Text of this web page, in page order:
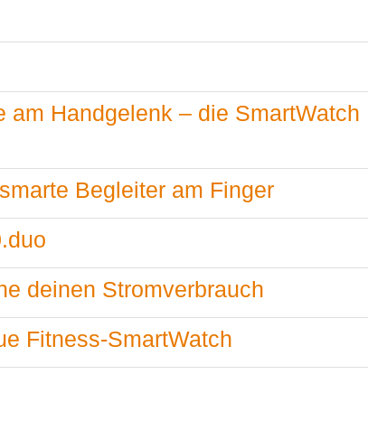
am Handgelenk – die SmartWatch
Begleiter am Finger
deinen Stromverbrauch
Fitness-SmartWatch